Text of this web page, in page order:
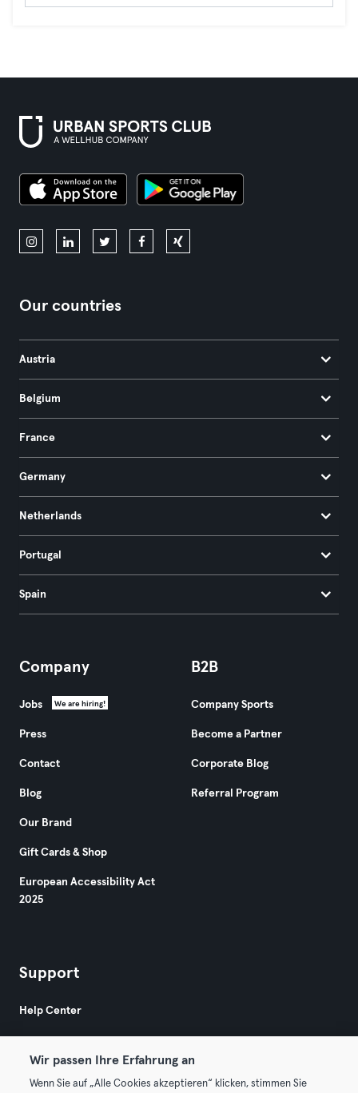
Our countries
Austria
Belgium
France
Germany
Netherlands
Portugal
Spain
Company
Jobs We are hiring!
Press
Contact
Blog
Our Brand
Gift Cards & Shop
European Accessibility Act
2025
B2B
Company Sports
Become a Partner
Corporate Blog
Referral Program
Support
Help Center
Wir passen Ihre Erfahrung an
Wenn Sie auf „Alle Cookies akzeptieren“ klicken, stimmen Sie